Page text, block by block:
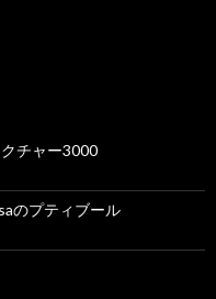
チャー3000
のプティブール